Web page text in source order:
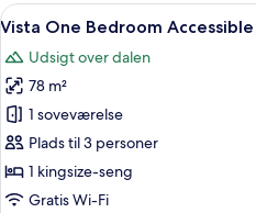
1
seng
(Vista)
Indlæs
alle
billeder
af
Vista
One
Bedroom
Accessible
5
Vista One Bedroom
Udsigt over dalen
78 m²
1 soveværelse
Plads til 3 personer
1 kingsize-seng
Gratis Wi-Fi